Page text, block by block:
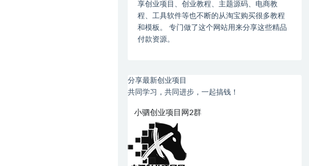
享创业项目、创业教程、主题源码、电商教
程、工具软件等也不断的从淘宝购买很多教程
和模板。 专门做了这个网站用来分享这些精品
付款资源。
分享最新创业项目
共同学习，共同进步，一起搞钱！
小驷创业项目网2群